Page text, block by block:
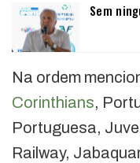
Sem
Na ordem
Corinthians,
Portuguesa,
Railway,